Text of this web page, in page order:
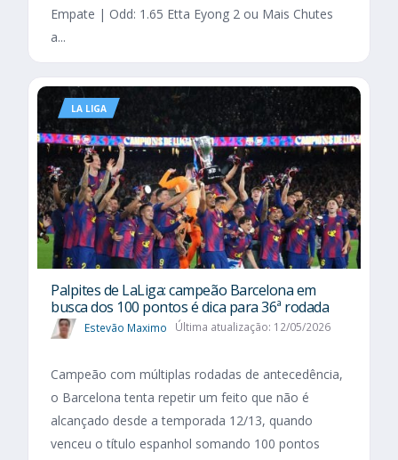
Empate | Odd: 1.65 Etta Eyong 2 ou Mais Chutes
a...
LA LIGA
Palpites de LaLiga: campeão Barcelona em
busca dos 100 pontos é dica para 36ª rodada
Estevão Maximo Última atualização: 12/05/2026
Campeão com múltiplas rodadas de antecedência,
o Barcelona tenta repetir um feito que não é
alcançado desde a temporada 12/13, quando
venceu o título espanhol somando 100 pontos